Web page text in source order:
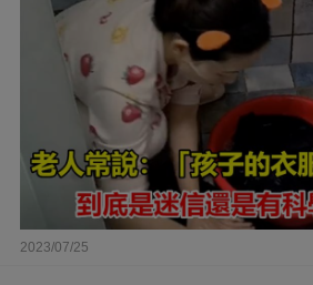
2023/07/25